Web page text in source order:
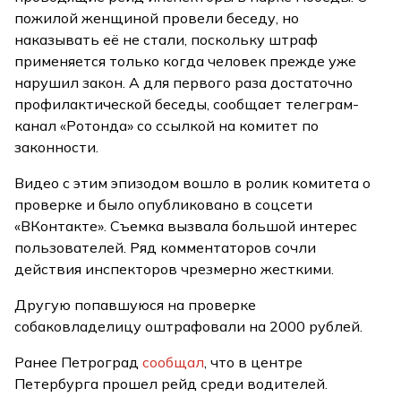
пожилой женщиной провели беседу, но
наказывать её не стали, поскольку штраф
применяется только когда человек прежде уже
нарушил закон. А для первого раза достаточно
профилактической беседы, сообщает телеграм-
канал «Ротонда» со ссылкой на комитет по
законности.
Видео с этим эпизодом вошло в ролик комитета о
проверке и было опубликовано в соцсети
«ВКонтакте». Съемка вызвала большой интерес
пользователей. Ряд комментаторов сочли
действия инспекторов чрезмерно жесткими.
Другую попавшуюся на проверке
собаковладелицу оштрафовали на 2000 рублей.
Ранее Петроградсообщал , что в центре
Петербурга прошел рейд среди водителей.